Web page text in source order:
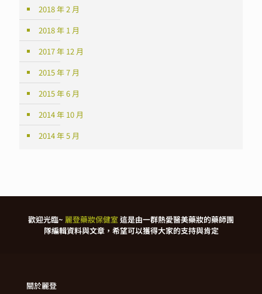
2018 年 2 月
2018 年 1 月
2017 年 12 月
2015 年 7 月
2015 年 6 月
2014 年 10 月
2014 年 5 月
歡迎光臨~ 麗登藥妝保健室這是由一群熱愛醫美藥妝的藥師團
隊編輯資料與文章，希望可以獲得大家的支持與肯定
關於麗登